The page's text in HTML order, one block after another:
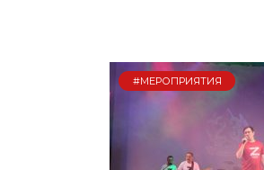
#МЕРОПРИЯТИЯ